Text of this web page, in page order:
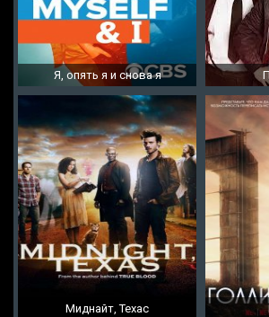
Я, опять я и снова я
Миднайт, Техас